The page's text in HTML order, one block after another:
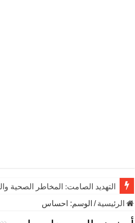
التهديد الصامت: المخاطر الصحية
الرئيسية/ الوسم: احساس